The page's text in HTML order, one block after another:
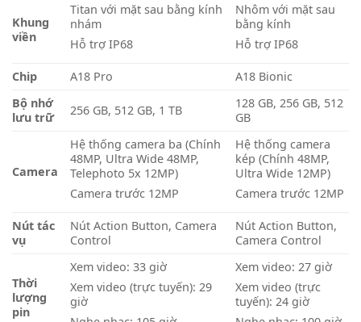
Khung
viền
Titan với mặt sau bằng kính
nhám
Hỗ trợ IP68
Nhôm với mặt sau
bằng kính
Hỗ trợ IP68
Chip A18 Pro
A18 Bionic
Bộ nhớ
lưu trữ
256 GB, 512 GB, 1 TB
128 GB, 256 GB, 512
GB
Camera
Hệ thống camera ba (Chính
48MP, Ultra Wide 48MP,
Telephoto 5x 12MP)
Camera trước 12MP
Hệ thống camera
kép (Chính 48MP,
Ultra Wide 12MP)
Camera trước 12MP
Nút tác
vụ
Nút Action Button, Camera
Control
Nút Action Button,
Camera Control
Thời
lượng
pin
Xem video: 33 giờ
Xem video (trực tuyến): 29
giờ
Xem video: 27 giờ
Xem video (trực
tuyến): 24 giờ